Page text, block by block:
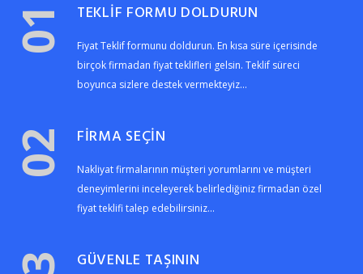
01 TEKLİF FORMU DOLDURUN
Fiyat Teklif formunu doldurun. En kısa süre içerisinde
birçok firmadan fiyat teklifleri gelsin. Teklif süreci
boyunca sizlere destek vermekteyiz...
02 FİRMA SEÇİN
Nakliyat firmalarının müşteri yorumlarını ve müşteri
deneyimlerini inceleyerek belirlediğiniz firmadan özel
fiyat teklifi talep edebilirsiniz...
GÜVENLE TAŞININ